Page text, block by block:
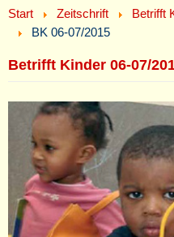
Start Zeitschrift Betrifft
BK 06-07/2015
Betrifft Kinder 06-07/